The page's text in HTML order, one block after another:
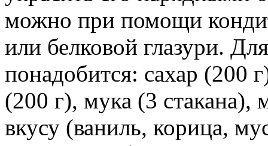
можно при помощи
или белковой глазури.
понадобится: сахар (200
(200 г), мука (3 стакана),
вкусу (ваниль, корица,